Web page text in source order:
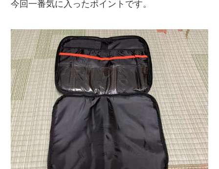
今回一番気に入ったポイントです。